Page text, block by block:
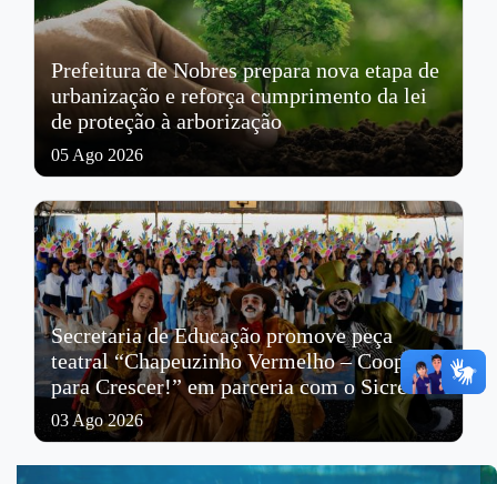
Prefeitura de Nobres prepara nova etapa de
urbanização e reforça cumprimento da lei
de proteção à arborização
05 Ago 2026
Secretaria de Educação promove peça
teatral “Chapeuzinho Vermelho – Cooperar
para Crescer!” em parceria com o Sicredi
03 Ago 2026